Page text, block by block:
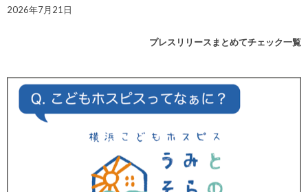
2026年7月21日
プレスリリースまとめてチェック一覧